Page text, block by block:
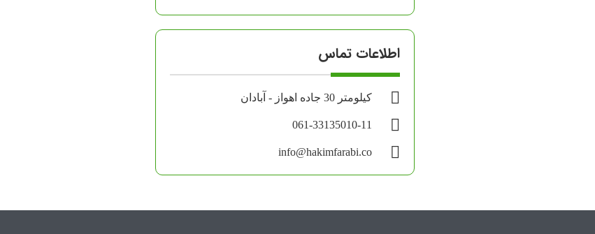
اطلاعات تماس
کیلومتر 30 جاده اهواز - آبادان
061-33135010-11
info@hakimfarabi.co